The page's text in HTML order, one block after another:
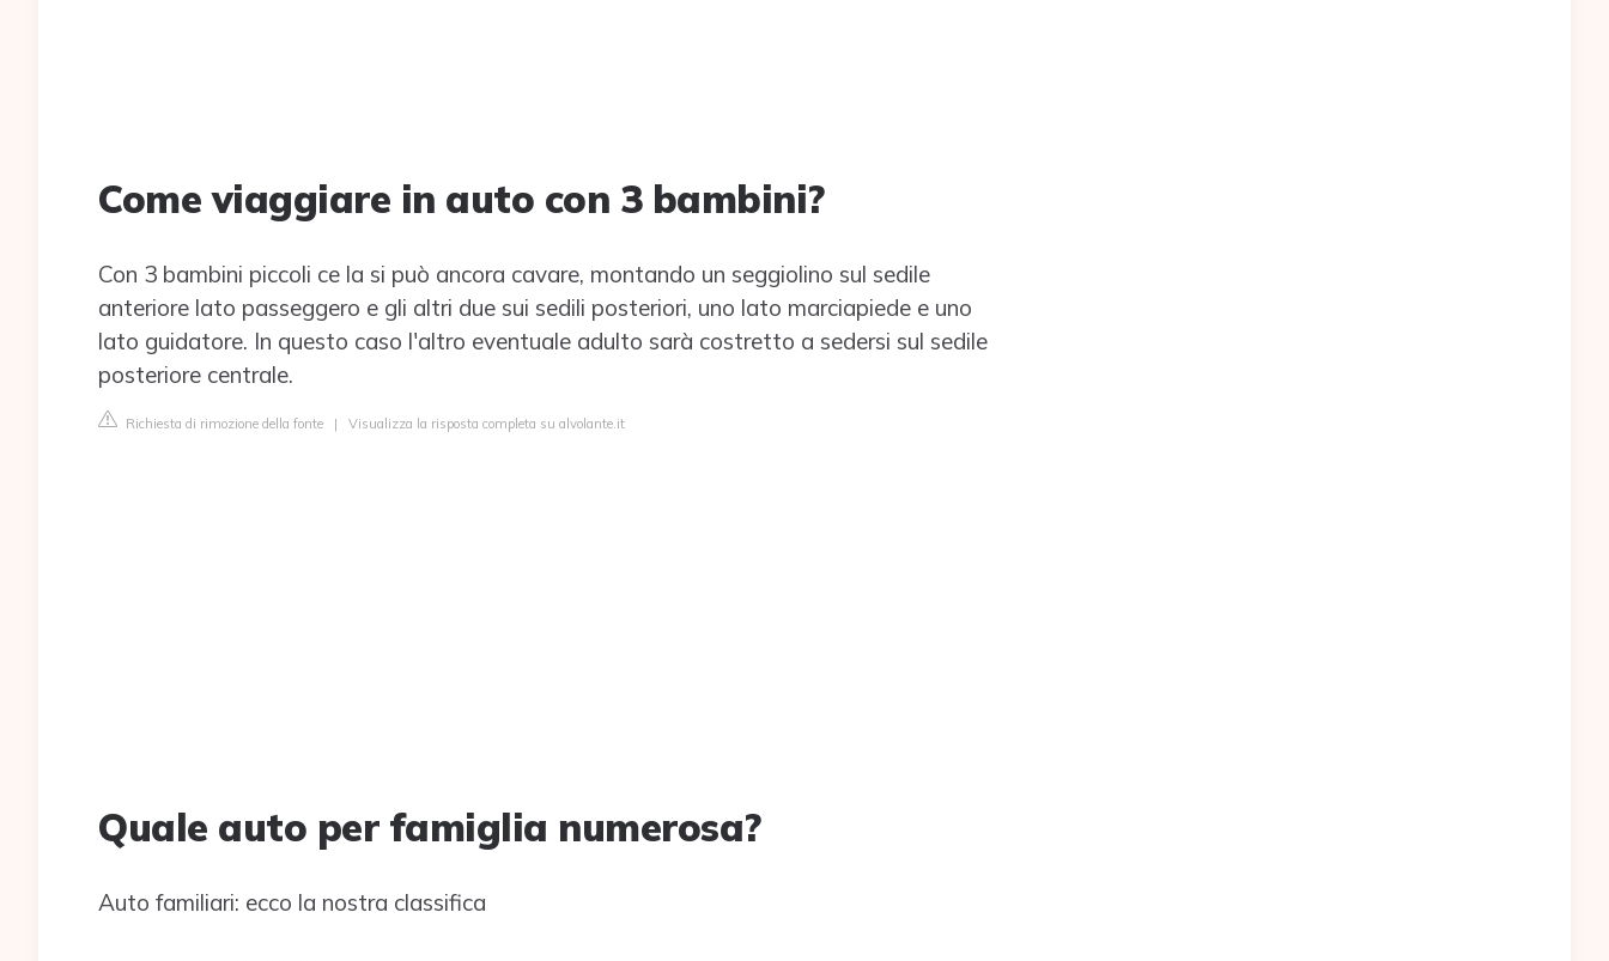
Come viaggiare in auto con 3 bambini?
Con 3 bambini piccoli ce la si può ancora cavare, montando un seggiolino sul sedile
anteriore lato passeggero e gli altri due sui sedili posteriori, uno lato marciapiede e uno
lato guidatore. In questo caso l'altro eventuale adulto sarà costretto a sedersi sul sedile
posteriore centrale.
Richiesta di rimozione della fonte | Visualizza la risposta completa su alvolante.it
Quale auto per famiglia numerosa?
Auto familiari: ecco la nostra classifica